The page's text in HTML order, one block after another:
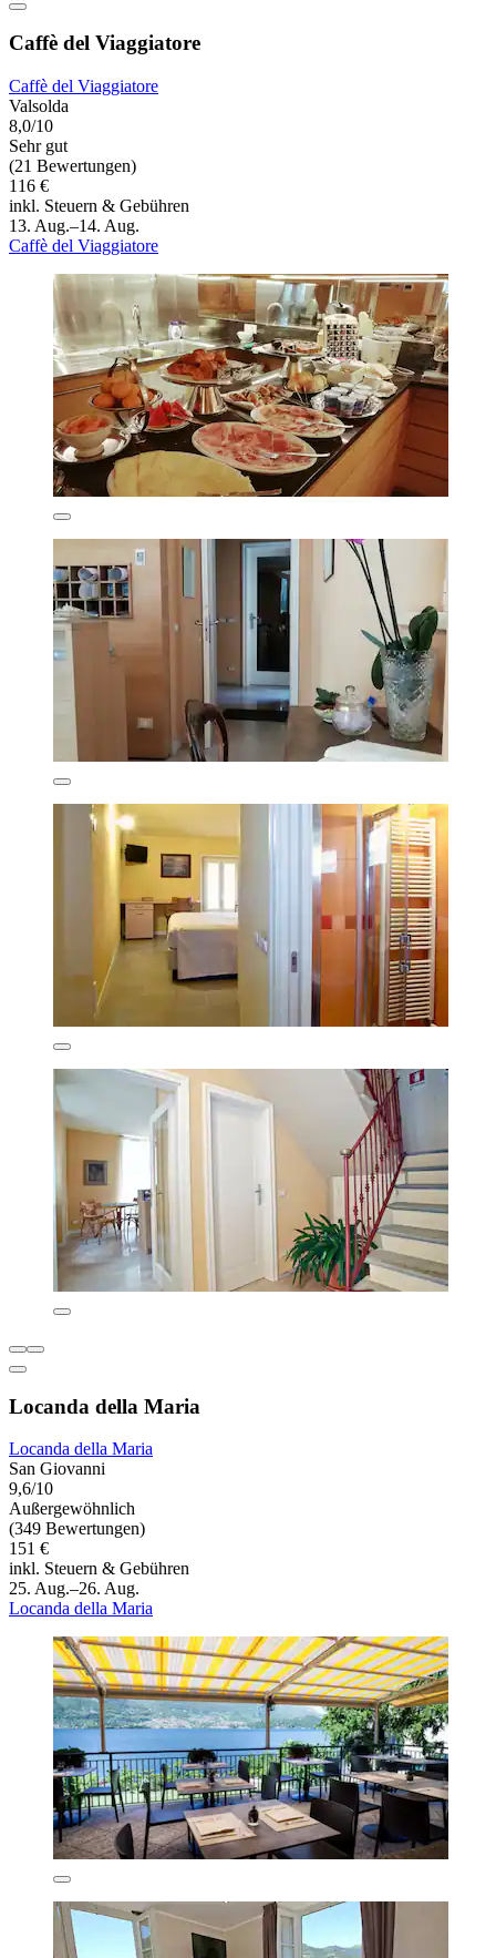
Caffè del Viaggiatore
Caffè del Viaggiatore
Valsolda
8,0/10
Sehr gut
(21 Bewertungen)
116 €
inkl. Steuern & Gebühren
13. Aug.–14. Aug.
Caffè del Viaggiatore
Locanda della Maria
Locanda della Maria
San Giovanni
9,6/10
Außergewöhnlich
(349 Bewertungen)
151 €
inkl. Steuern & Gebühren
25. Aug.–26. Aug.
Locanda della Maria